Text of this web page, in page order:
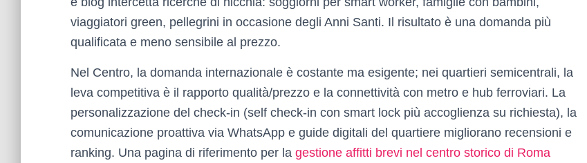
viaggiatori green, pellegrini in occasione degli Anni Santi. Il risultato è una domanda più
qualificata e meno sensibile al prezzo.
Nel Centro, la domanda internazionale è costante ma esigente; nei quartieri semicentrali, la
leva competitiva è il rapporto qualità/prezzo e la connettività con metro e hub ferroviari. La
personalizzazione del check-in (self check-in con smart lock più accoglienza su richiesta), la
comunicazione proattiva via WhatsApp e guide digitali del quartiere migliorano recensioni e
ranking. Una pagina di riferimento per la gestione affitti brevi nel centro storico di Roma